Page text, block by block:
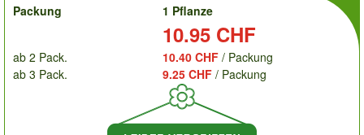
order
Packung
1 Pflanze
10.95 CHF
ab 2 Pack. 10.40 CHF / Packung
ab 3 Pack.
9.25 CHF / Packung